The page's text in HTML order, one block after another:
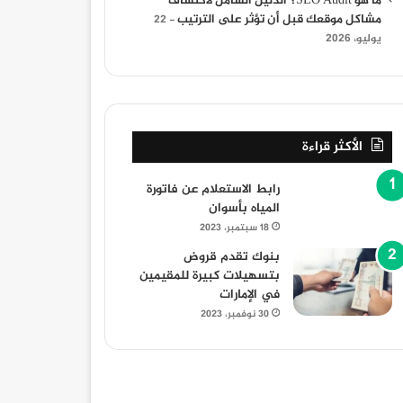
مشاكل موقعك قبل أن تؤثر على الترتيب
22
يوليو، 2026
الأكثر قراءة
رابط الاستعلام عن فاتورة
المياه بأسوان
18 سبتمبر، 2023
بنوك تقدم قروض
بتسهيلات كبيرة للمقيمين
في الإمارات
30 نوفمبر، 2023